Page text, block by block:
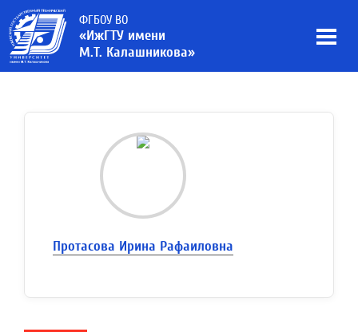
ФГБОУ ВО
«ИжГТУ имени
М.Т. Калашникова»
Протасова Ирина Рафаиловна